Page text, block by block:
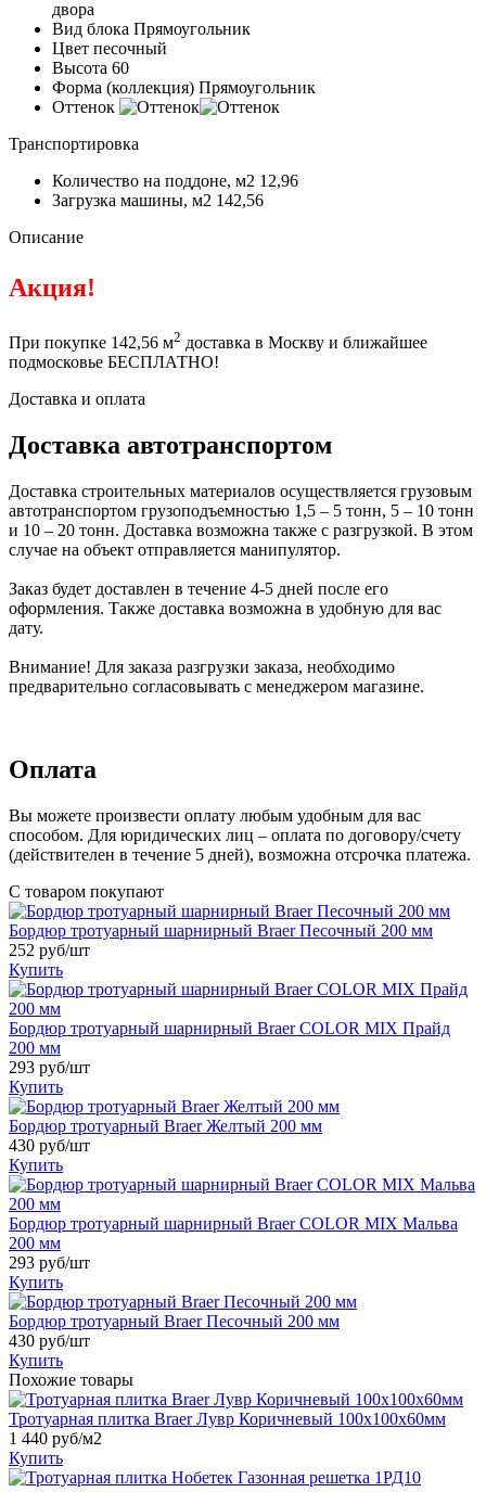
двора
Вид блока Прямоугольник
Цвет песочный
Высота 60
Форма (коллекция) Прямоугольник
Оттенок
Транспортировка
Количество на поддоне, м2 12,96
Загрузка машины, м2 142,56
Описание
Акция!
При покупке 142,56 м2 доставка в Москву и ближайшее
подмосковье БЕСПЛАТНО!
Доставка и оплата
Доставка автотранспортом
Доставка строительных материалов осуществляется грузовым
автотранспортом грузоподъемностью 1,5 – 5 тонн, 5 – 10 тонн
и 10 – 20 тонн. Доставка возможна также с разгрузкой. В этом
случае на объект отправляется манипулятор.
Заказ будет доставлен в течение 4-5 дней после его
оформления. Также доставка возможна в удобную для вас
дату.
Внимание! Для заказа разгрузки заказа, необходимо
предварительно согласовывать с менеджером магазине.
Оплата
Вы можете произвести оплату любым удобным для вас
способом. Для юридических лиц – оплата по договору/счету
(действителен в течение 5 дней), возможна отсрочка платежа.
С товаром покупают
Бордюр тротуарный шарнирный Braer Песочный 200 мм
252 руб/шт
Купить
Бордюр тротуарный шарнирный Braer COLOR MIX Прайд
200 мм
293 руб/шт
Купить
Бордюр тротуарный Braer Желтый 200 мм
430 руб/шт
Купить
Бордюр тротуарный шарнирный Braer COLOR MIX Мальва
200 мм
293 руб/шт
Купить
Бордюр тротуарный Braer Песочный 200 мм
430 руб/шт
Купить
Похожие товары
Тротуарная плитка Braer Лувр Коричневый 100х100х60мм
1 440 руб/м2
Купить